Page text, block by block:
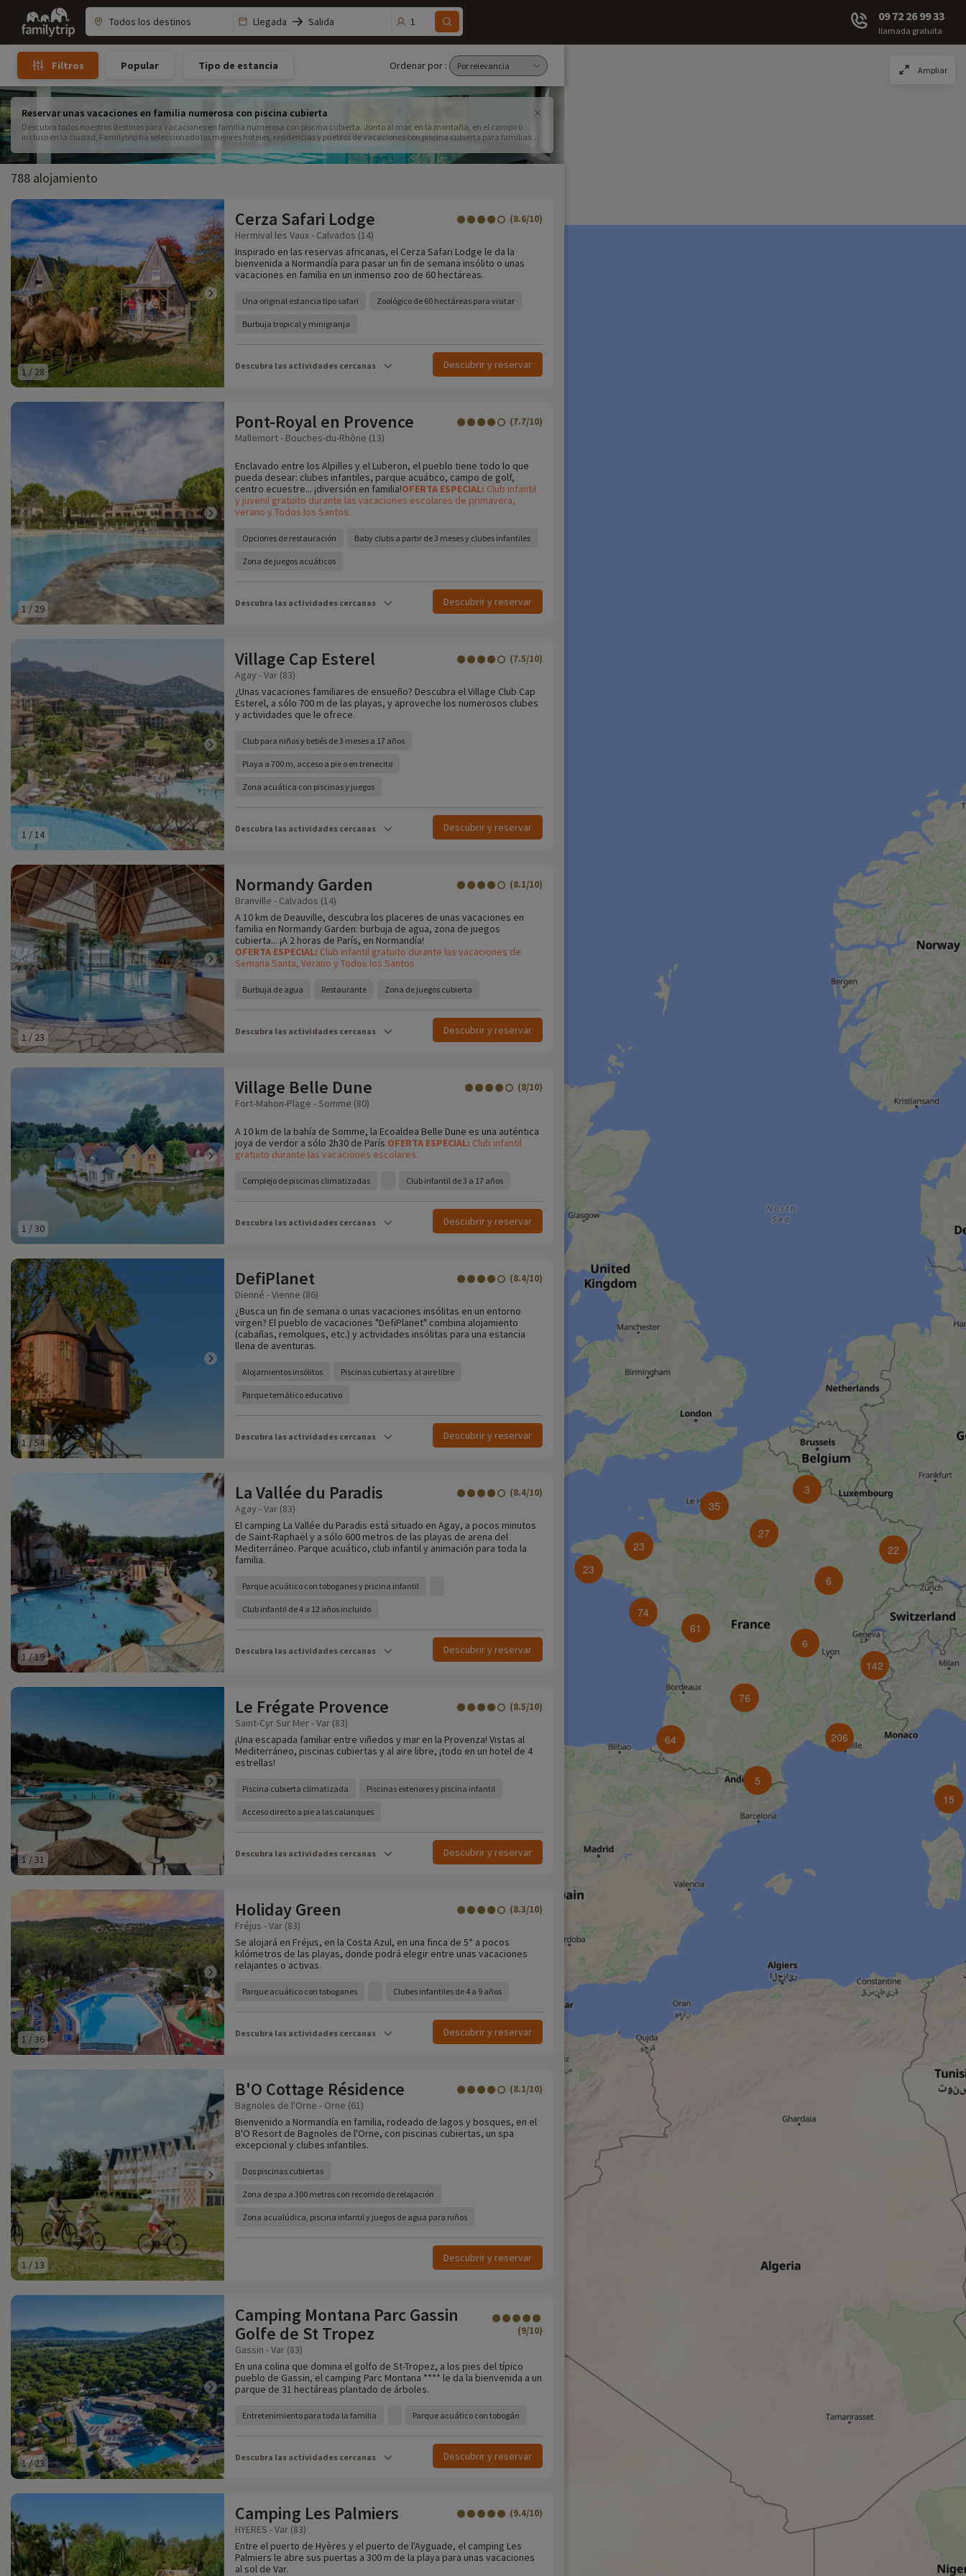
Family
trip
Llegada Salida 1 09 72 26 99 33
llamada gratuita
Filtros Popular Tipo de estancia Ordenar por :
Reservar unas vacaciones en familia numerosa con piscina cubierta
Descubra todos nuestros destinos para vacaciones en familia numerosa con piscina cubierta. Junto al mar, en la montaña, en el campo o
incluso en la ciudad, Familytrip ha seleccionado los mejores hoteles, residencias y pueblos de vacaciones con piscina cubierta para familias
788 alojamiento
1 / 28
Cerza Safari Lodge (8.6/10)
Hermival les Vaux - Calvados (14)
Inspirado en las reservas africanas, el Cerza Safari Lodge le da la
bienvenida a Normandía para pasar un fin de semana insólito o unas
vacaciones en familia en un inmenso zoo de 60 hectáreas.
Una original estancia tipo safari Zoológico de 60 hectáreas para visitar
Burbuja tropical y minigranja
Descubra las actividades cercanas Descubrir y reservar
1 / 29
Pont-Royal en Provence (7.7/10)
Mallemort - Bouches-du-Rhône (13)
Enclavado entre los Alpilles y el Luberon, el pueblo tiene todo lo que
pueda desear: clubes infantiles, parque acuático, campo de golf,
centro ecuestre... ¡diversión en familia!OFERTA ESPECIAL: Club infantil
y juvenil gratuito durante las vacaciones escolares de primavera,
verano y Todos los Santos.
Opciones de restauración Baby clubs a partir de 3 meses y clubes infantiles
Zona de juegos acuáticos
Descubra las actividades cercanas Descubrir y reservar
1 /14
Village Cap Esterel (7.5/10)
Agay - Var (83)
¿Unas vacaciones familiares de ensueño? Descubra el Village Club Cap
Esterel, a sólo 700 m de las playas, y aproveche los numerosos clubes
y actividades que le ofrece.
Club para niños y bebés de 3 meses a 17 años
Playa a 700 m, acceso a pie o en trenecito
Zona acuática con piscinas y juegos
Descubra las actividades cercanas Descubrir y reservar
1 / 23
Normandy Garden (8.1/10)
Branville - Calvados (14)
A 10 km de Deauville, descubra los placeres de unas vacaciones en
familia en Normandy Garden: burbuja de agua, zona de juegos
cubierta... ¡A 2 horas de París, en Normandía!
OFERTA ESPECIAL: Club infantil gratuito durante las vacaciones de
Semana Santa, Verano y Todos los Santos
Burbuja de agua Restaurante Zona de juegos cubierta
Descubra las actividades cercanas Descubrir y reservar
1 /30
Village Belle Dune (8/10)
Fort-Mahon-Plage - Somme (80)
A 10 km de la bahía de Somme, la Ecoaldea Belle Dune es una auténtica
joya de verdor a sólo 2h30 de París.OFERTA ESPECIAL: Club infantil
gratuito durante las vacaciones escolares.
Complejo de piscinas climatizadas Club infantil de 3 a 17 años
Descubra las actividades cercanas Descubrir y reservar
1 /54
DefiPlanet (8.4/10)
Dienné - Vienne (86)
¿Busca un fin de semana o unas vacaciones insólitas en un entorno
virgen? El pueblo de vacaciones "DefiPlanet" combina alojamiento
(cabañas, remolques, etc.) y actividades insólitas para una estancia
llena de aventuras.
Alojamientos insólitos Piscinas cubiertas y al aire libre
Parque temático educativo
Descubra las actividades cercanas Descubrir y reservar
1 /19
La Vallée du Paradis (8.4/10)
Agay - Var (83)
El camping La Vallée du Paradis está situado en Agay, a pocos minutos
de Saint-Raphaël y a sólo 600 metros de las playas de arena del
Mediterráneo. Parque acuático, club infantil y animación para toda la
familia.
Parque acuático con toboganes y piscina infantil
Club infantil de 4 a 12 años incluido
Descubra las actividades cercanas Descubrir y reservar
1 /31
Le Frégate Provence (8.5/10)
Saint-Cyr Sur Mer - Var (83)
¡Una escapada familiar entre viñedos y mar en la Provenza! Vistas al
Mediterráneo, piscinas cubiertas y al aire libre, ¡todo en un hotel de 4
estrellas!
Piscina cubierta climatizada Piscinas exteriores y piscina infantil
Acceso directo a pie a las calanques
Descubra las actividades cercanas Descubrir y reservar
1 /36
Holiday Green (8.3/10)
Fréjus - Var (83)
Se alojará en Fréjus, en la Costa Azul, en una finca de 5* a pocos
kilómetros de las playas, donde podrá elegir entre unas vacaciones
relajantes o activas.
Parque acuático con toboganes Clubes infantiles de 4 a 9 años
Descubra las actividades cercanas Descubrir y reservar
1 /13
B'O Cottage Résidence (8.1/10)
Bagnoles de l'Orne - Orne (61)
Bienvenido a Normandía en familia, rodeado de lagos y bosques, en el
B'O Resort de Bagnoles de l'Orne, con piscinas cubiertas, un spa
excepcional y clubes infantiles.
Dos piscinas cubiertas
Zona de spa a 300 metros con recorrido de relajación
Zona acualúdica, piscina infantil y juegos de agua para niños
Descubrir y reservar
1/23
Camping Montana Parc Gassin
Golfe de St Tropez
(9/10)
Gassin - Var (83)
En una colina que domina el golfo de St-Tropez, a los pies del típico
pueblo de Gassin, el camping Parc Montana **** le da la bienvenida a un
parque de 31 hectáreas plantado de árboles.
Entretenimiento para toda la familia Parque acuático con tobogán
Descubra las actividades cercanas Descubrir y reservar
Camping Les Palmiers (9.4/10)
HYERES - Var (83)
Entre el puerto de Hyères y el puerto de l'Ayguade, el camping Les
Palmiers le abre sus puertas a 300 m de la playa para unas vacaciones
al sol de Var.
Ampliar
5
15
35
206
61
74
76
142
22
6
6
64
3
27
23
23